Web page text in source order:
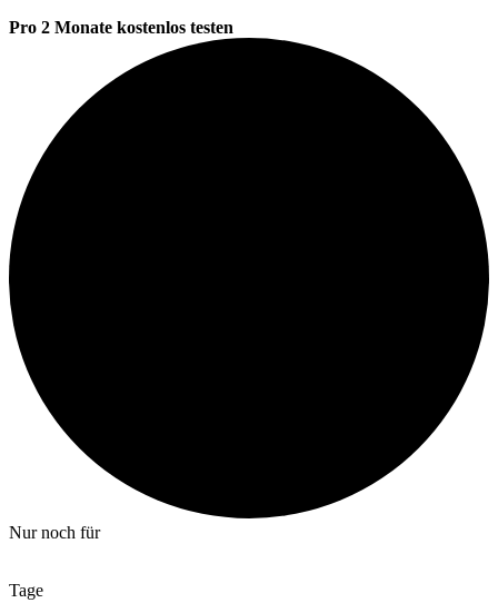
Pro 2 Monate kostenlos testen
Nur noch für
Tage